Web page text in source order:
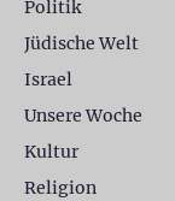
Politik
Jüdische Welt
Israel
Unsere Woche
Kultur
Religion